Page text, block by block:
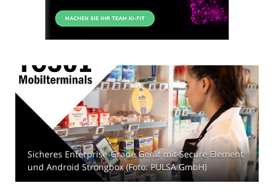
Sicheres Enterprise-Grade Gerät mit Secure Element
und Android Strongbox (Foto: PULSA GmbH)